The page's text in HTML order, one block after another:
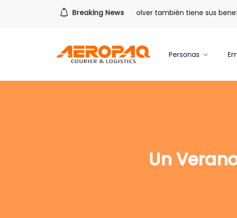
Breaking News
Para todo lo que viene. Volver también tiene sus
Personas
Un